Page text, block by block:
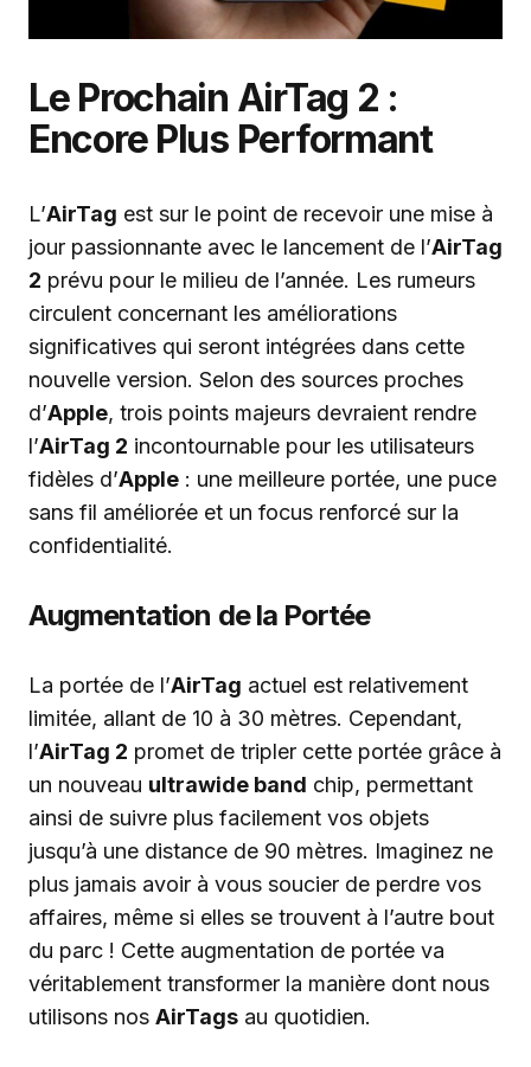
Le Prochain AirTag 2 :
Encore Plus Performant
L’AirTag est sur le point de recevoir une mise à
jour passionnante avec le lancement de l’AirTag
2 prévu pour le milieu de l’année. Les rumeurs
circulent concernant les améliorations
significatives qui seront intégrées dans cette
nouvelle version. Selon des sources proches
d’Apple, trois points majeurs devraient rendre
l’AirTag 2 incontournable pour les utilisateurs
fidèles d’Apple : une meilleure portée, une puce
sans fil améliorée et un focus renforcé sur la
confidentialité.
Augmentation de la Portée
La portée de l’AirTag actuel est relativement
limitée, allant de 10 à 30 mètres. Cependant,
l’AirTag 2 promet de tripler cette portée grâce à
un nouveau ultrawide band chip, permettant
ainsi de suivre plus facilement vos objets
jusqu’à une distance de 90 mètres. Imaginez ne
plus jamais avoir à vous soucier de perdre vos
affaires, même si elles se trouvent à l’autre bout
du parc ! Cette augmentation de portée va
véritablement transformer la manière dont nous
utilisons nos AirTags au quotidien.